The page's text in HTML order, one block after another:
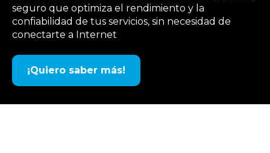
seguro que optimiza el rendimiento y la
confiabilidad de tus servicios, sin necesidad de
conectarte a Internet
¡Quiero saber más!